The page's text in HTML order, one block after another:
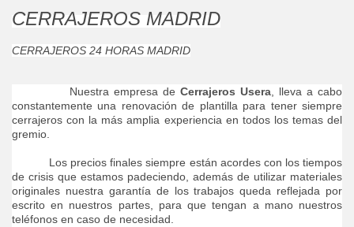
CERRAJEROS MADRID
CERRAJEROS 24 HORAS MADRID
Nuestra empresa de Cerrajeros Usera, lleva a cabo
constantemente una renovación de plantilla para tener siempre
cerrajeros con la más amplia experiencia en todos los temas del
gremio.
Los precios finales siempre están acordes con los tiempos
de crisis que estamos padeciendo, además de utilizar materiales
originales nuestra garantía de los trabajos queda reflejada por
escrito en nuestros partes, para que tengan a mano nuestros
teléfonos en caso de necesidad.